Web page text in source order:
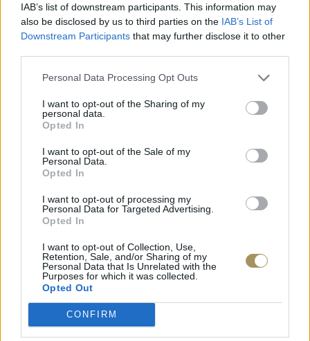
IAB’s list of downstream participants. This information may
also be disclosed by us to third parties on the IAB’s List of
Downstream Participants that may further disclose it to other
Personal Data Processing Opt Outs
I want to opt-out of the Sharing of my
personal data.
Opted In
I want to opt-out of the Sale of my
Personal Data.
Opted In
I want to opt-out of processing my
Personal Data for Targeted Advertising.
Opted In
I want to opt-out of Collection, Use,
Retention, Sale, and/or Sharing of my
Personal Data that Is Unrelated with the
Purposes for which it was collected.
Opted Out
CONFIRM
ΔΙΑΜΆΝΤΙ 0.35CT
€1.737€